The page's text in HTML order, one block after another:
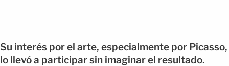
Su interés por el arte, especialmente por Picasso,
lo llevó a participar sin imaginar el resultado.